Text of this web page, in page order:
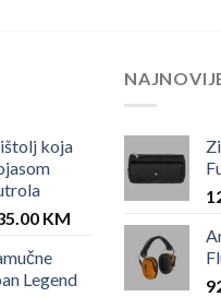
koja
KM.
KMCurrent
35.00 KM.
Legend